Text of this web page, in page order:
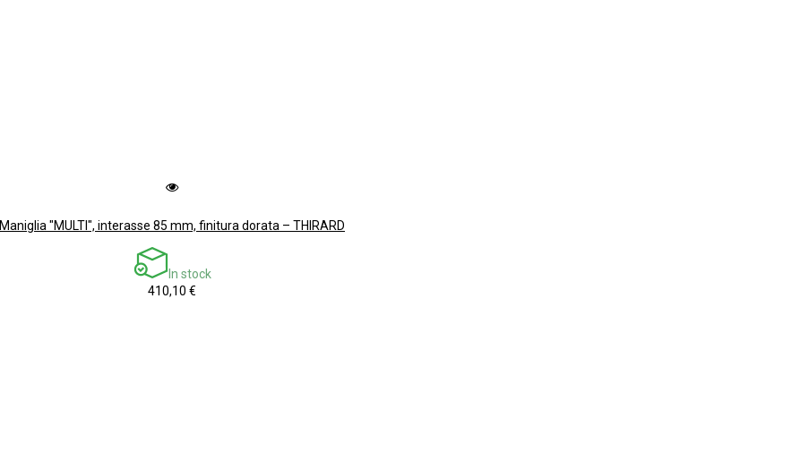
Maniglia "MULTI", interasse 85 mm, finitura dorata – THIRARD
In stock
410,10 €